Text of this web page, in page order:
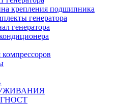
крепления подшипника
генератора
генератора
компрессоров